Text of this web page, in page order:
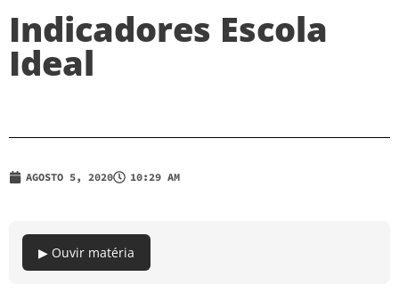
Indicadores Escola
Ideal
AGOSTO 5, 2020 10:29 AM
▶ Ouvir matéria